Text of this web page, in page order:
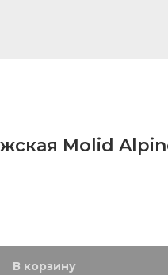
Molid
В корзину